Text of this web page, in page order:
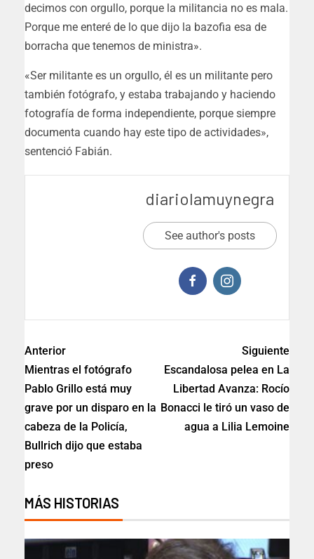
decimos con orgullo, porque la militancia no es mala.
Porque me enteré de lo que dijo la bazofia esa de
borracha que tenemos de ministra».
«Ser militante es un orgullo, él es un militante pero
también fotógrafo, y estaba trabajando y haciendo
fotografía de forma independiente, porque siempre
documenta cuando hay este tipo de actividades»,
sentenció Fabián.
diariolamuynegra
See author's posts
Anterior
Mientras el fotógrafo
Pablo Grillo está muy
grave por un disparo en la
cabeza de la Policía,
Bullrich dijo que estaba
preso
Siguiente
Escandalosa pelea en La
Libertad Avanza: Rocío
Bonacci le tiró un vaso de
agua a Lilia Lemoine
MÁS HISTORIAS